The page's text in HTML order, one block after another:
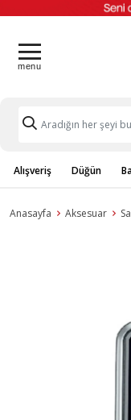
Alışveriş Düğün
Anasayfa Aksesuar